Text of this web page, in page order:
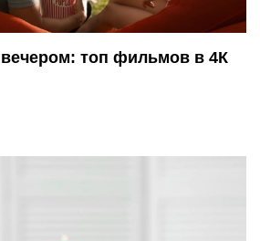
топ фильмов в 4К